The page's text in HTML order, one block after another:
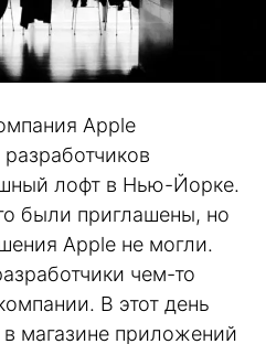
Apple
лофт в Нью-Йорке.
были приглашены, но
Apple не могли.
чем-то
В этот день
магазине приложений